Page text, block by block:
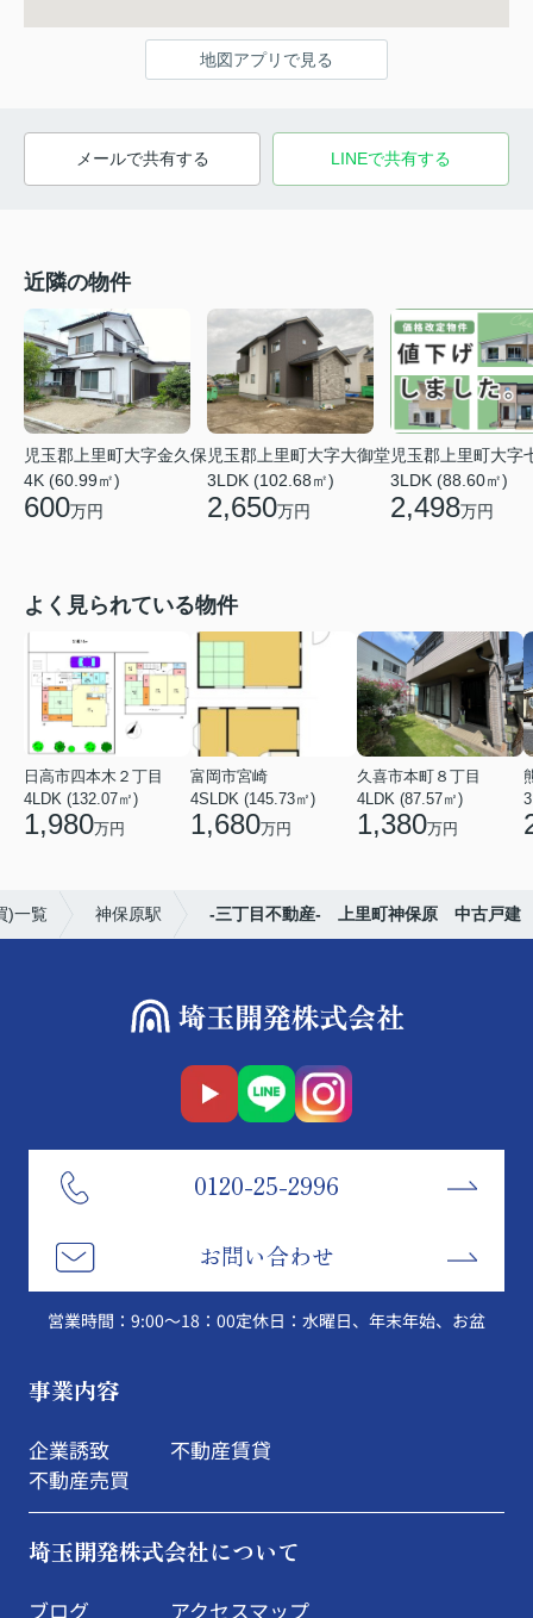
地図アプリで見る
メールで共有する LINEで共有する
近隣の物件
児玉郡上里町大字金久保
4K (60.99㎡)
600万円
児玉郡上里町大字大御堂
3LDK (102.68㎡)
2,650万円
児玉郡上里町大字
3LDK (88.60㎡)
2,498万円
よく見られている物件
日高市四本木２丁目
4LDK (132.07㎡)
1,980万円
富岡市宮崎
4SLDK (145.73㎡)
1,680万円
久喜市本町８丁目
4LDK (87.57㎡)
1,380万円
)一覧 神保原駅 -三丁目不動産- 上里町神保原 中古戸建
0120-25-2996
お問い合わせ
営業時間：9:00～18：00定休日：水曜日、年末年始、お盆
事業内容
企業誘致
不動産売買
不動産賃貸
埼玉開発株式会社について
ブログ アクセスマップ